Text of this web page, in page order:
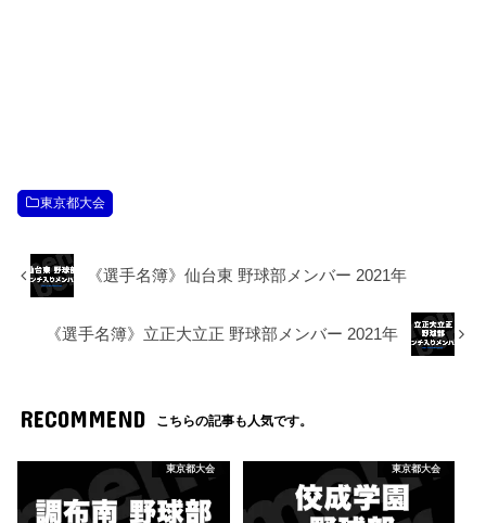
東京都大会
《選手名簿》仙台東 野球部メンバー 2021年
《選手名簿》立正大立正 野球部メンバー 2021年
RECOMMEND こちらの記事も人気です。
東京都大会 東京都大会